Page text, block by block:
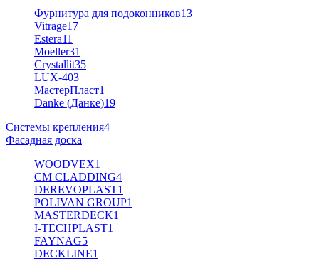
Фурнитура для подоконников13
Vitrage17
Estera11
Moeller31
Crystallit35
LUX-403
МастерПласт1
Danke (Данке)19
Системы крепления4
Фасадная доска
WOODVEX1
CM CLADDING4
DEREVOPLAST1
POLIVAN GROUP1
MASTERDECK1
I-TECHPLAST1
FAYNAG5
DECKLINE1